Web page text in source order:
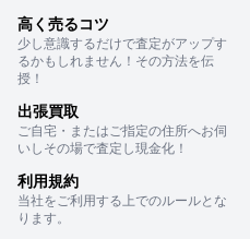
高く売るコツ
少し意識するだけで査定がアップす
るかもしれません！その方法を伝
授！
出張買取
ご自宅・またはご指定の住所へお伺
いしその場で査定し現金化！
利用規約
当社をご利用する上でのルールとな
ります。